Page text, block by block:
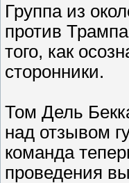
Группа из
против
того, как
сторонники.
Том Дель
над отзывом
команда
проведения